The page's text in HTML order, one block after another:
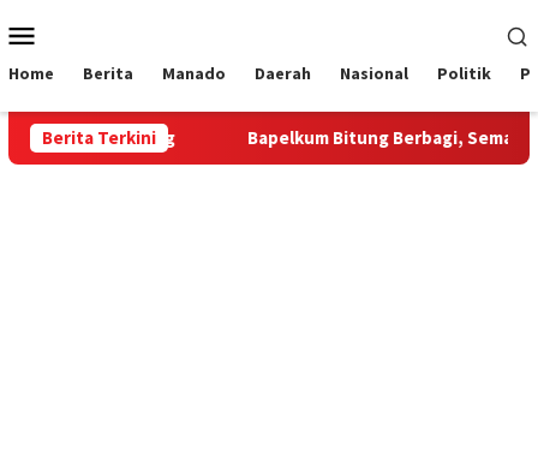
ke
Mobile
Home Berita Manado Daerah Nasional Politik
Berita Terkini
Bitung ‎Bapelkum Bitung Berbagi, Semarak HUT